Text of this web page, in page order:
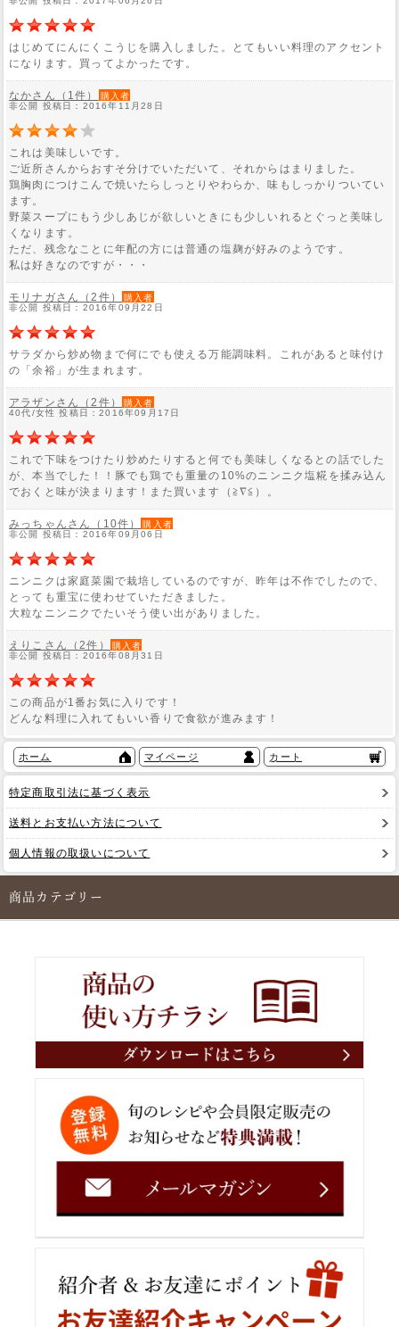
はじめてにんにくこうじを購入しました。とてもいい料理のアクセント
になります。買ってよかったです。
なかさん（1件）
購入者
非公開 投稿日：2016年11月28日
これは美味しいです。
ご近所さんからおすそ分けでいただいて、それからはまりました。
鶏胸肉につけこんで焼いたらしっとりやわらか、味もしっかりついてい
ます。
野菜スープにもう少しあじが欲しいときにも少しいれるとぐっと美味し
くなります。
ただ、残念なことに年配の方には普通の塩麹が好みのようです。
私は好きなのですが・・・
モリナガさん（2件）
購入者
非公開 投稿日：2016年09月22日
サラダから炒め物まで何にでも使える万能調味料。これがあると味付け
の「余裕」が生まれます。
アラザンさん（2件）
購入者
40代/女性 投稿日：2016年09月17日
これで下味をつけたり炒めたりすると何でも美味しくなるとの話でした
が、本当でした！！豚でも鶏でも重量の10%のニンニク塩糀を揉み込ん
でおくと味が決まります！また買います（≧∇≦）。
みっちゃんさん（10件）
購入者
非公開 投稿日：2016年09月06日
ニンニクは家庭菜園で栽培しているのですが、昨年は不作でしたので、
とっても重宝に使わせていただきました。
大粒なニンニクでたいそう使い出がありました。
えりこさん（2件）
購入者
非公開 投稿日：2016年08月31日
この商品が1番お気に入りです！
どんな料理に入れてもいい香りで食欲が進みます！
ホーム マイページ カート
特定商取引法に基づく表示
送料とお支払い方法について
個人情報の取扱いについて
商品カテゴリー